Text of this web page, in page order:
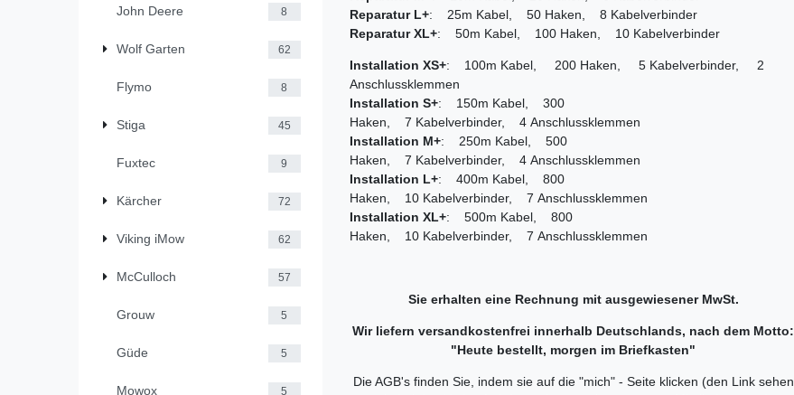
John Deere 8
Wolf Garten 62
Flymo 8
Stiga 45
Fuxtec 9
Kärcher 72
Viking iMow 62
McCulloch 57
Grouw 5
Güde 5
Mowox 5
Reparatur L+: 25m Kabel, 50 Haken, 8 Kabelverbinder
Reparatur XL+: 50m Kabel, 100 Haken, 10 Kabelverbinder
Installation XS+: 100m Kabel, 200 Haken, 5 Kabelverbinder, 2
Anschlussklemmen
Installation S+: 150m Kabel, 300
Haken, 7 Kabelverbinder, 4 Anschlussklemmen
Installation M+: 250m Kabel, 500
Haken, 7 Kabelverbinder, 4 Anschlussklemmen
Installation L+: 400m Kabel, 800
Haken, 10 Kabelverbinder, 7 Anschlussklemmen
Installation XL+: 500m Kabel, 800
Haken, 10 Kabelverbinder, 7 Anschlussklemmen
Sie erhalten eine Rechnung mit ausgewiesener MwSt.
Wir liefern versandkostenfrei innerhalb Deutschlands, nach dem Motto:
"Heute bestellt, morgen im Briefkasten"
Die AGB's finden Sie, indem sie auf die "mich" - Seite klicken (den Link sehen